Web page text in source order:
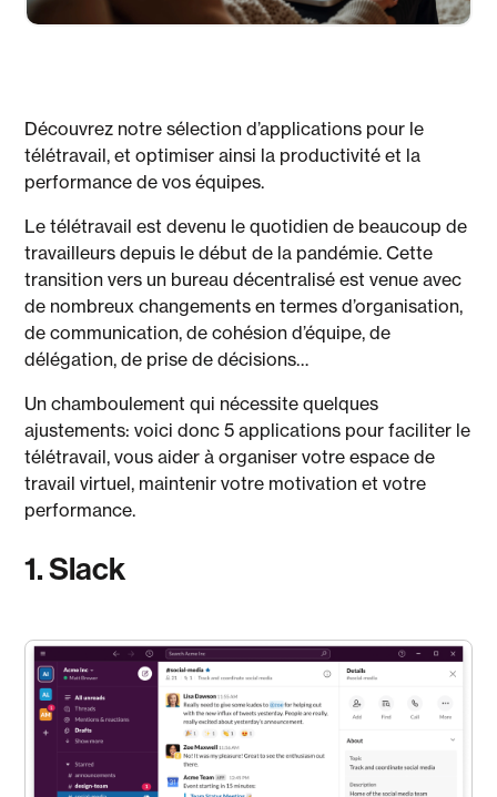
Découvrez notre sélection d’applications pour le
télétravail, et optimiser ainsi la productivité et la
performance de vos équipes.
Le télétravail est devenu le quotidien de beaucoup de
travailleurs depuis le début de la pandémie. Cette
transition vers un bureau décentralisé est venue avec
de nombreux changements en termes d’organisation,
de communication, de cohésion d’équipe, de
délégation, de prise de décisions…
Un chamboulement qui nécessite quelques
ajustements: voici donc 5 applications pour faciliter le
télétravail, vous aider à organiser votre espace de
travail virtuel, maintenir votre motivation et votre
performance.
1. Slack